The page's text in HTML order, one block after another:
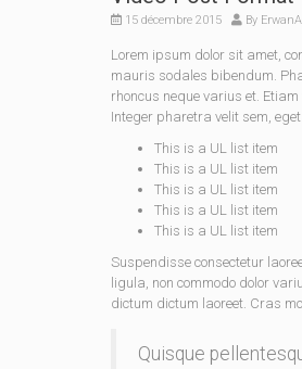
15 décembre 2015 By
Lorem ipsum dolor sit amet,
mauris sodales bibendum.
rhoncus neque varius et.
Integer pharetra velit sem, eget
This is a UL list item
This is a UL list item
This is a UL list item
This is a UL list item
This is a UL list item
Suspendisse consectetur
ligula, non commodo dolor
dictum dictum laoreet. Cras
Quisque